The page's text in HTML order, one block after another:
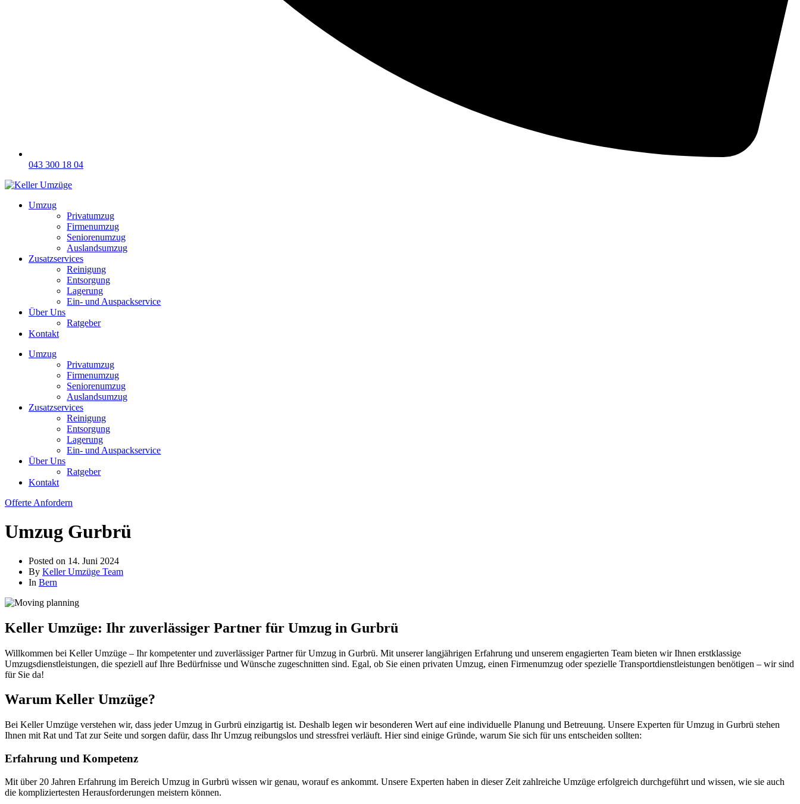
043 300 18 04
Umzug
Privatumzug
Firmenumzug
Seniorenumzug
Auslandsumzug
Zusatzservices
Reinigung
Entsorgung
Lagerung
Ein- und Auspackservice
Über Uns
Ratgeber
Kontakt
Umzug
Privatumzug
Firmenumzug
Seniorenumzug
Auslandsumzug
Zusatzservices
Reinigung
Entsorgung
Lagerung
Ein- und Auspackservice
Über Uns
Ratgeber
Kontakt
Offerte Anfordern
Umzug Gurbrü
Posted on 14. Juni 2024
By Keller Umzüge Team
In Bern
Keller Umzüge: Ihr zuverlässiger Partner für Umzug in Gurbrü
Willkommen bei Keller Umzüge – Ihr kompetenter und zuverlässiger Partner für Umzug in Gurbrü. Mit unserer langjährigen Erfahrung und unserem engagierten Team bieten wir Ihnen erstklassige
Umzugsdienstleistungen, die speziell auf Ihre Bedürfnisse und Wünsche zugeschnitten sind. Egal, ob Sie einen privaten Umzug, einen Firmenumzug oder spezielle Transportdienstleistungen benötigen – wir sind
für Sie da!
Warum Keller Umzüge?
Bei Keller Umzüge verstehen wir, dass jeder Umzug in Gurbrü einzigartig ist. Deshalb legen wir besonderen Wert auf eine individuelle Planung und Betreuung. Unsere Experten für Umzug in Gurbrü stehen
Ihnen mit Rat und Tat zur Seite und sorgen dafür, dass Ihr Umzug reibungslos und stressfrei verläuft. Hier sind einige Gründe, warum Sie sich für uns entscheiden sollten:
Erfahrung und Kompetenz
Mit über 20 Jahren Erfahrung im Bereich Umzug in Gurbrü wissen wir genau, worauf es ankommt. Unsere Experten haben in dieser Zeit zahlreiche Umzüge erfolgreich durchgeführt und wissen, wie sie auch
die kompliziertesten Herausforderungen meistern können.